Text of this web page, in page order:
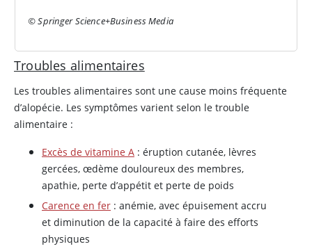
© Springer Science+Business Media
Troubles alimentaires
Les troubles alimentaires sont une cause moins fréquente
d’alopécie. Les symptômes varient selon le trouble
alimentaire :
Excès de vitamine A : éruption cutanée, lèvres
gercées, œdème douloureux des membres,
apathie, perte d’appétit et perte de poids
Carence en fer : anémie, avec épuisement accru
et diminution de la capacité à faire des efforts
physiques